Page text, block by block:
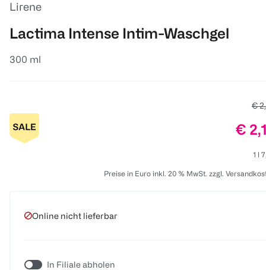
Lirene
Lactima Intense Intim-Waschgel
300 ml
€
€
1 l
Preise in Euro inkl. 20 % MwSt. zzgl.
Online nicht lieferbar
In Filiale abholen